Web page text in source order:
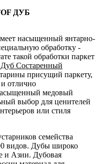
ДУБ
насыщенный янтарно-
обработку -
такой обработки паркет
Дуб Состаренный
присущий паркету,
и отлично
медовый
выбор для ценителей
или стиля
семейства
видов. Дубы широко
и Азии. Дубовая